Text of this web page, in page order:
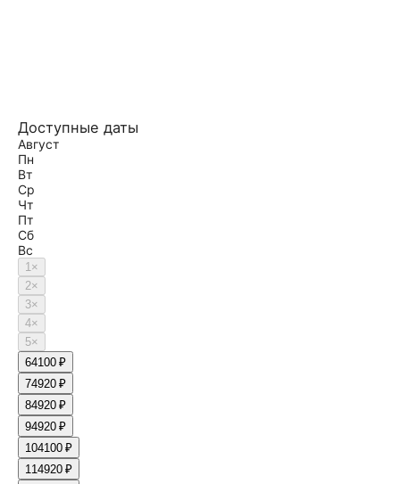
Доступные даты
Август
Пн
Вт
Ср
Чт
Пт
Сб
Вс
1×
2×
3×
4×
5×
64100 ₽
74920 ₽
84920 ₽
94920 ₽
104100 ₽
114920 ₽